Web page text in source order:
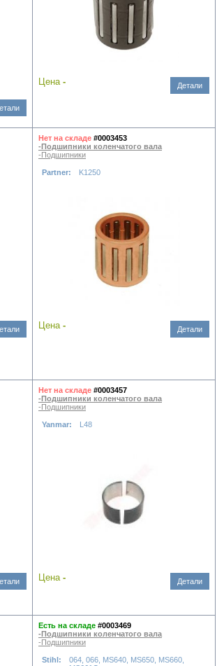
Цена - Детали
Нет на складе #0003453
-Подшипники коленчатого вала
-Подшипники
Partner: K1250
Цена - Детали
Нет на складе #0003457
-Подшипники коленчатого вала
-Подшипники
Yanmar: L48
Цена - Детали
Есть на складе #0003469
-Подшипники коленчатого вала
-Подшипники
Stihl:
064, 066, MS640, MS650, MS660,